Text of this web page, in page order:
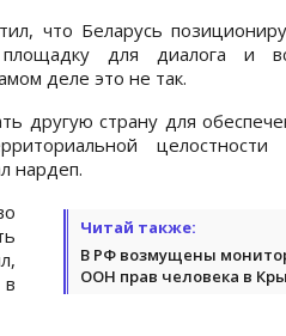
что Беларусь
площадку для диалога и
деле это не так.
другую страну для
нардеп.
Читай также:
В РФ возмущены
ООН прав человека в